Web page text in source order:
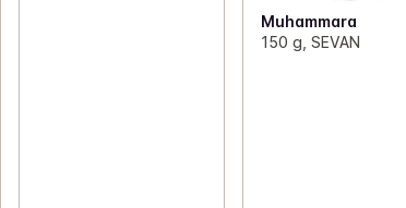
Muhammara
150 g, SEVAN